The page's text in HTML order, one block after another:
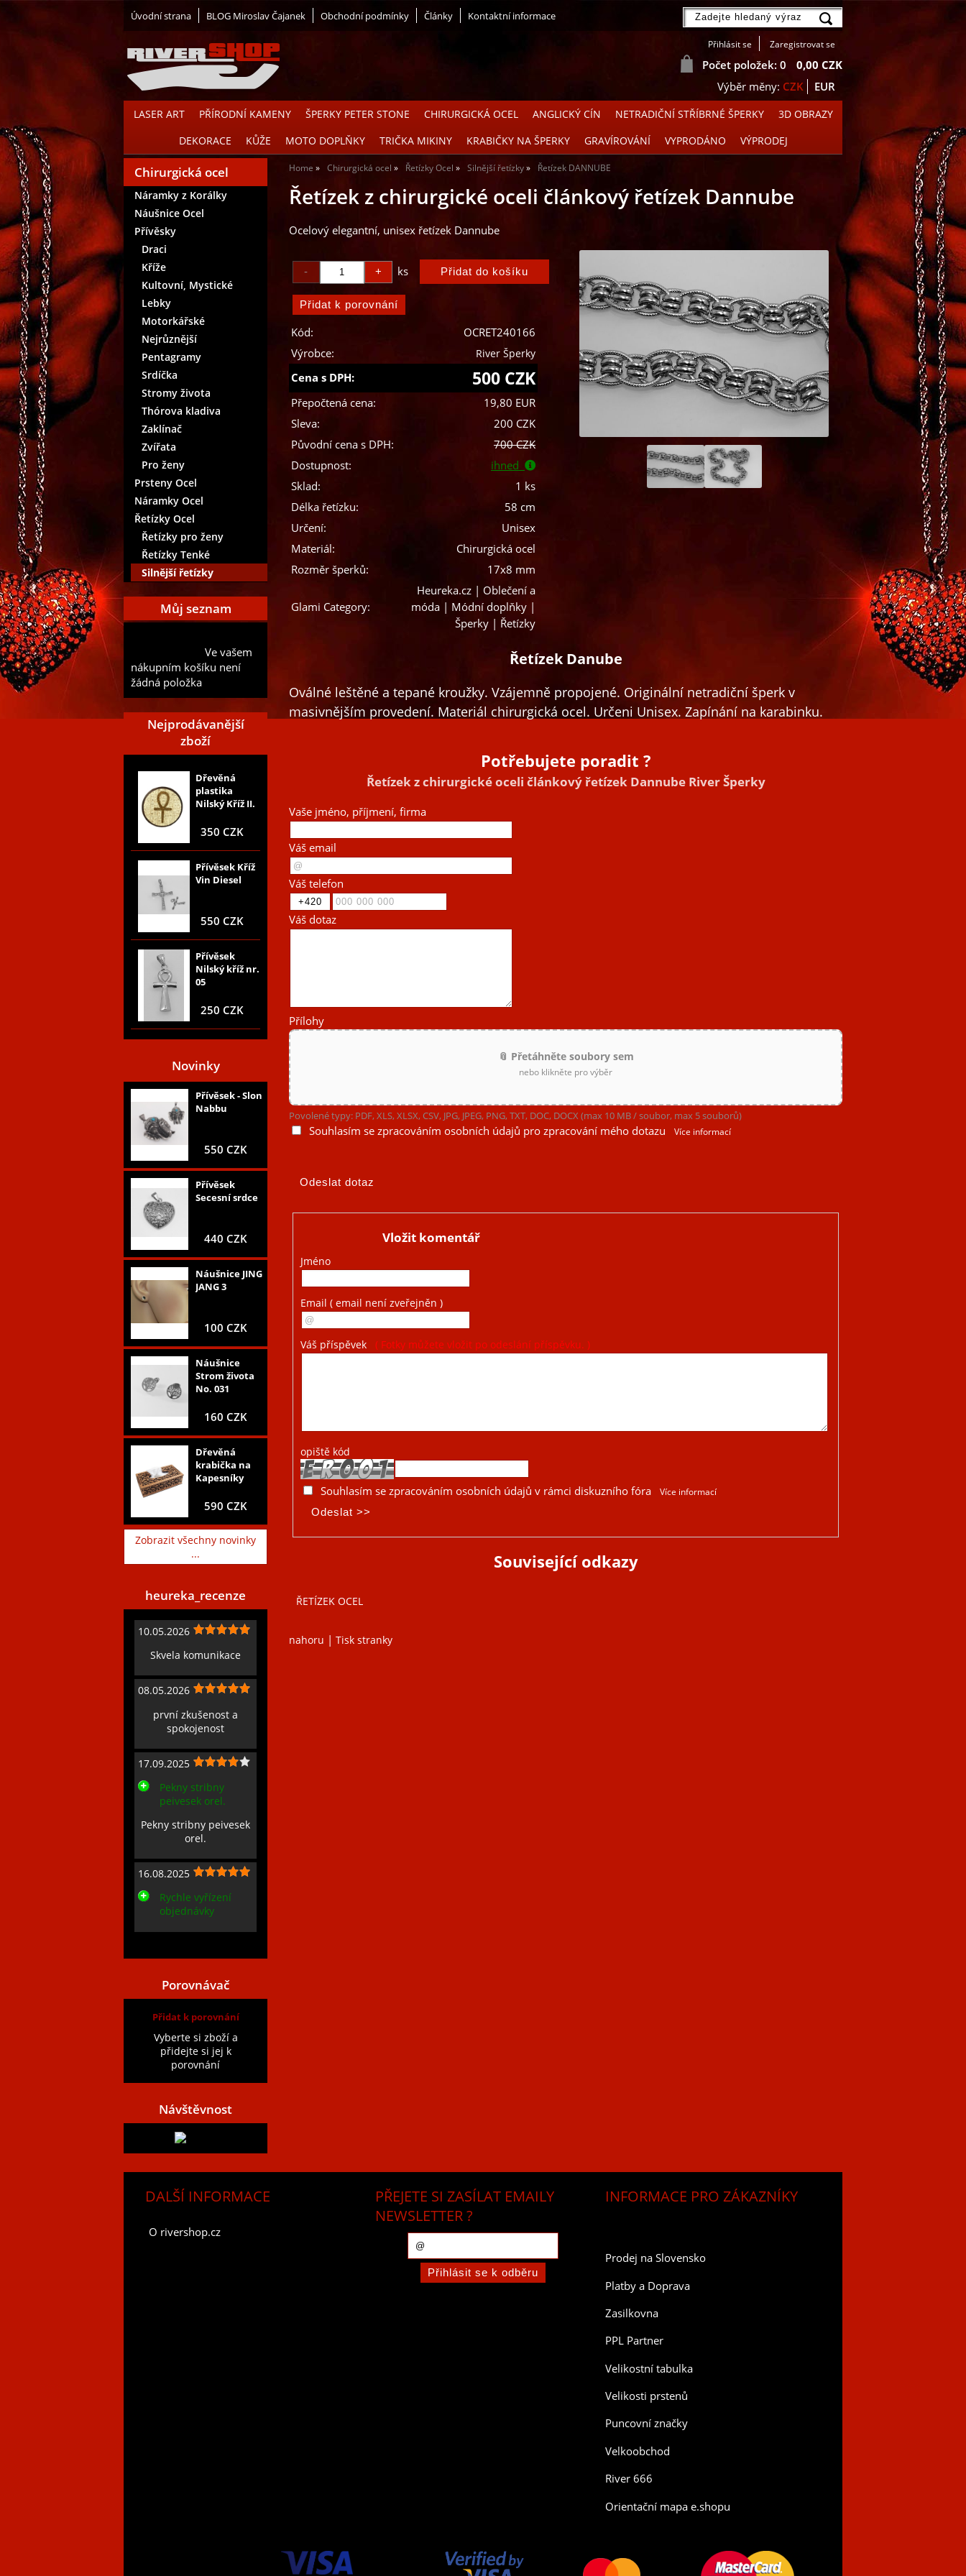
LASER ART PŘÍRODNÍ KAMENY ŠPERKY PETER STONE CHIRURGICKÁ OCEL ANGLICKÝ CÍN NETRADIČNÍ STŘÍBRNÉ ŠPERKY
3D OBRAZY
DEKORACE
KŮŽE MOTO DOPLŇKY TRIČKA MIKINY KRABIČKY NA ŠPERKY GRAVÍROVÁNÍ VYPRODÁNO VÝPRODEJ
CZK EUR
Počet položek: 0 0,00 CZK
Přihlásit se Zaregistrovat se
Úvodní strana BLOG Miroslav Čajanek Obchodní podmínky Články Kontaktní informace
Home Chirurgická ocel Řetízky Ocel Silnější řetízky Řetízek DANNUBE
Řetízek z chirurgické oceli článkový řetízek Dannube
Ocelový elegantní, unisex řetízek Dannube
ks
Kód:
OCRET240166
Výrobce:
River Šperky
Cena s DPH: 500 CZK
Přepočtená cena:
19,80 EUR
Sleva:
200 CZK
Původní cena s DPH:
700 CZK
Dostupnost:
ihned
Sklad:
1 ks
Délka řetízku:
58 cm
Určení:
Unisex
Materiál:
Chirurgická ocel
Rozměr šperků:
17x8 mm
Glami Category:
Heureka.cz | Oblečení a
móda | Módní doplňky |
Šperky | Řetízky
Řetízek Danube
Oválné leštěné a tepané kroužky. Vzájemně propojené. Originální netradiční šperk v
masivnějším provedení. Materiál chirurgická ocel. Určeni Unisex. Zapínání na karabinku.
Potřebujete poradit ?
Řetízek z chirurgické oceli článkový řetízek Dannube River Šperky
Vaše jméno, příjmení, firma
Váš email
Váš telefon
Váš dotaz
Přílohy
📎 Přetáhněte soubory sem
nebo klikněte pro výběr
Povolené typy: PDF, XLS, XLSX, CSV, JPG, JPEG, PNG, TXT, DOC, DOCX (max 10 MB / soubor, max 5 souborů)
Souhlasím se zpracováním osobních údajů pro zpracování mého dotazu Více informací
Vložit komentář
Jméno
Email ( email není zveřejněn )
Váš příspěvek ( Fotky můžete vložit po odeslání příspěvku. )
opiště kód
Souhlasím se zpracováním osobních údajů v rámci diskuzního fóra Více informací
Související odkazy
ŘETÍZEK OCEL
nahoru | Tisk stranky
Chirurgická ocel
Náramky z Korálky
Náušnice Ocel
Přívěsky
Draci
Kříže
Kultovní, Mystické
Lebky
Motorkářské
Nejrůznější
Pentagramy
Srdíčka
Stromy života
Thórova kladiva
Zaklínač
Zvířata
Pro ženy
Prsteny Ocel
Náramky Ocel
Řetízky Ocel
Řetízky pro ženy
Řetízky Tenké
Silnější řetízky
Můj seznam
Ve vašem
nákupním košíku není
žádná položka
Nejprodávanější
zboží
Dřevěná
plastika
Nilský Kříž II.
350 CZK
Přívěsek Kříž
Vin Diesel
550 CZK
Přívěsek
Nilský kříž nr.
05
250 CZK
Novinky
Přívěsek - Slon
Nabbu
550 CZK
Přívěsek
Secesní srdce
440 CZK
Náušnice JING
JANG 3
100 CZK
Náušnice
Strom života
No. 031
160 CZK
Dřevěná
krabička na
Kapesníky
590 CZK
Zobrazit všechny novinky
...
heureka_recenze
10.05.2026
Skvela komunikace
08.05.2026
první zkušenost a
spokojenost
17.09.2025
Pekny stribny
peivesek orel.
Pekny stribny peivesek
orel.
16.08.2025
Rychle vyřízení
objednávky
Porovnávač
Přidat k porovnání
Vyberte si zboží a
přidejte si jej k
porovnání
Návštěvnost
DALŠÍ INFORMACE
O rivershop.cz
PŘEJETE SI ZASÍLAT EMAILY
NEWSLETTER ?
INFORMACE PRO ZÁKAZNÍKY
Prodej na Slovensko
Platby a Doprava
Zasilkovna
PPL Partner
Velikostní tabulka
Velikosti prstenů
Puncovní značky
Velkoobchod
River 666
Orientační mapa e.shopu